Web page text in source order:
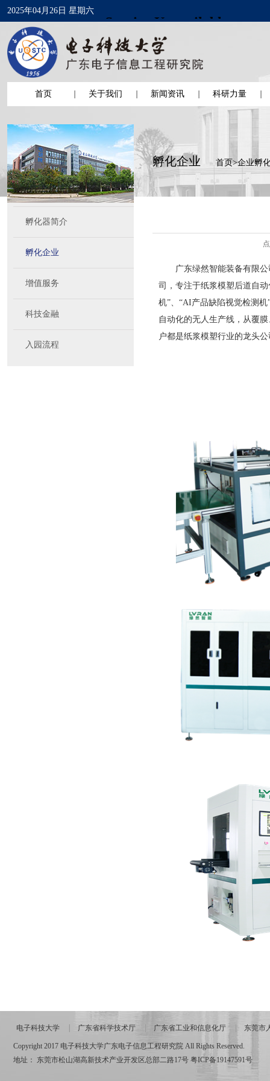
2025年04月26日 星期六
首页 关于我们 新闻资讯 科研力量
孵化器简介
孵化企业
增值服务
科技金融
入园流程
孵化企业 首页>企业孵
广东绿然智能装备有限公
司，专注于纸浆模塑后道自
机”、“AI产品缺陷视觉检测
自动化的无人生产线，从覆
户都是纸浆模塑行业的龙头
电子科技大学 广东省科学技术厅 广东省工业和信息化厅 东莞市
Copyright 2017 电子科技大学广东电子信息工程研究院 All Rights Reserved.
地址： 东莞市松山湖高新技术产业开发区总部二路17号 粤ICP备19147591号